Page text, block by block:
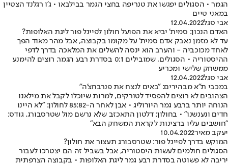
הגמר • הסגולים יפגשו את טנריפה בחצי הגמר בבילבאו • ג'ו רגלנד הצטיין
במאני טיים
אבי סגל12.04.2022
האדם הנכון: סמית' יביא את הפועל חולון לפיינל פור ליגת האלופות?
עד לא מזמן נאבק אדם סמית' על מקומו בקבוצה, אבל מהר מאוד הפך
לאחד מכוכביה - והערב הוא ינסה להשלים את המלאכה בדרך לדפי
ההיסטוריה • הסגולים, שמובילים 0:1 בסדרת רבע הגמר, רוצים להימנע
ממשחק שלישי ומכריע
אבי סגל12.04.2022
במכבי ת"א מבהירים: "באים לנצח את פנרבחצ'ה"
הצהובים לא רוצים להפסיד לטורקים, למרות שיוכלו לקבל את מילאנו
הנוחה יותר ברבע גמר היורוליג • אבן לאחר ה-85:82 לחולון: "לא היינו
חדים ונענשנו" • בחולון: דלטון התאכזב שלא נרשם מול שטרסבורג, גודס:
"חושבים עליו ברצינות לקראת המשחק הבא"
יעקב מאיר10.04.2022
המוקש בדרך לפיינל פור: שטרסבורג תעצור את חולון?
הסגולים חולמים לעשות היסטוריה, אבל בשביל זה הם יצטרכו לעבור
יריבה לא פשוטה בסדרת רבע גמר ליגת האלופות • בקבוצה הצרפתית